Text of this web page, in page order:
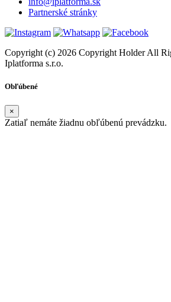
Partnerské stránky
Copyright (c) 2026 Copyright Holder All
Iplatforma s.r.o.
Obľúbené
×
Zatiaľ nemáte žiadnu obľúbenú prevádzku.